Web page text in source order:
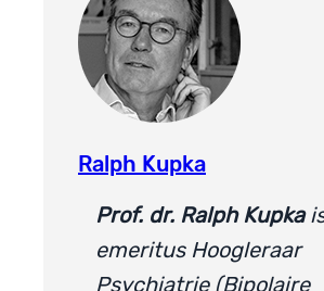
Ralph Kupka
Prof. dr. Ralph Kupka
emeritus Hoogleraar
Psychiatrie (Bipolaire